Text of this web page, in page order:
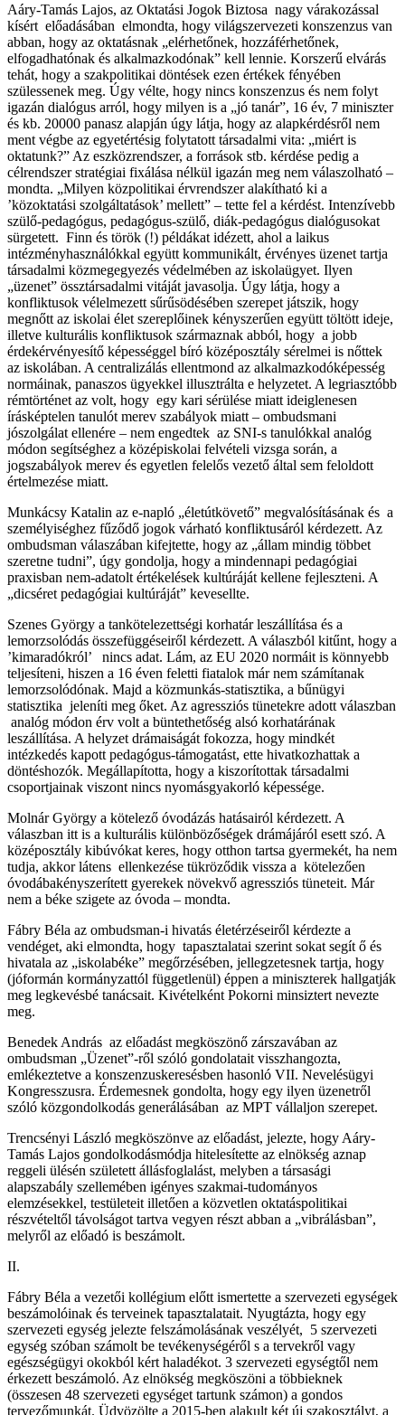
Aáry-Tamás Lajos, az Oktatási Jogok Biztosa nagy várakozással
kísért előadásában elmondta, hogy világszervezeti konszenzus van
abban, hogy az oktatásnak „elérhetőnek, hozzáférhetőnek,
elfogadhatónak és alkalmazkodónak” kell lennie. Korszerű elvárás
tehát, hogy a szakpolitikai döntések ezen értékek fényében
szülessenek meg. Úgy vélte, hogy nincs konszenzus és nem folyt
igazán dialógus arról, hogy milyen is a „jó tanár”, 16 év, 7 miniszter
és kb. 20000 panasz alapján úgy látja, hogy az alapkérdésről nem
ment végbe az egyetértésig folytatott társadalmi vita: „miért is
oktatunk?” Az eszközrendszer, a források stb. kérdése pedig a
célrendszer stratégiai fixálása nélkül igazán meg nem válaszolható –
mondta. „Milyen közpolitikai érvrendszer alakítható ki a
’közoktatási szolgáltatások’ mellett” – tette fel a kérdést. Intenzívebb
szülő-pedagógus, pedagógus-szülő, diák-pedagógus dialógusokat
sürgetett. Finn és török (!) példákat idézett, ahol a laikus
intézményhasználókkal együtt kommunikált, érvényes üzenet tartja
társadalmi közmegegyezés védelmében az iskolaügyet. Ilyen
„üzenet” össztársadalmi vitáját javasolja. Úgy látja, hogy a
konfliktusok vélelmezett sűrűsödésében szerepet játszik, hogy
megnőtt az iskolai élet szereplőinek kényszerűen együtt töltött ideje,
illetve kulturális konfliktusok származnak abból, hogy a jobb
érdekérvényesítő képességgel bíró középosztály sérelmei is nőttek
az iskolában. A centralizálás ellentmond az alkalmazkodóképesség
normáinak, panaszos ügyekkel illusztrálta e helyzetet. A legriasztóbb
rémtörténet az volt, hogy egy kari sérülése miatt ideiglenesen
írásképtelen tanulót merev szabályok miatt – ombudsmani
jószolgálat ellenére – nem engedtek az SNI-s tanulókkal analóg
módon segítséghez a középiskolai felvételi vizsga során, a
jogszabályok merev és egyetlen felelős vezető által sem feloldott
értelmezése miatt.
Munkácsy Katalin az e-napló „életútkövető” megvalósításának és a
személyiséghez fűződő jogok várható konfliktusáról kérdezett. Az
ombudsman válaszában kifejtette, hogy az „állam mindig többet
szeretne tudni”, úgy gondolja, hogy a mindennapi pedagógiai
praxisban nem-adatolt értékelések kultúráját kellene fejleszteni. A
„dicséret pedagógiai kultúráját” kevesellte.
Szenes György a tankötelezettségi korhatár leszállítása és a
lemorzsolódás összefüggéseiről kérdezett. A válaszból kitűnt, hogy a
’kimaradókról’ nincs adat. Lám, az EU 2020 normáit is könnyebb
teljesíteni, hiszen a 16 éven feletti fiatalok már nem számítanak
lemorzsolódónak. Majd a közmunkás-statisztika, a bűnügyi
statisztika jeleníti meg őket. Az agressziós tünetekre adott válaszban
analóg módon érv volt a büntethetőség alsó korhatárának
leszállítása. A helyzet drámaiságát fokozza, hogy mindkét
intézkedés kapott pedagógus-támogatást, ette hivatkozhattak a
döntéshozók. Megállapította, hogy a kiszorítottak társadalmi
csoportjainak viszont nincs nyomásgyakorló képessége.
Molnár György a kötelező óvodázás hatásairól kérdezett. A
válaszban itt is a kulturális különbözőségek drámájáról esett szó. A
középosztály kibúvókat keres, hogy otthon tartsa gyermekét, ha nem
tudja, akkor látens ellenkezése tükröződik vissza a kötelezően
óvodábakényszerített gyerekek növekvő agressziós tüneteit. Már
nem a béke szigete az óvoda – mondta.
Fábry Béla az ombudsman-i hivatás életérzéseiről kérdezte a
vendéget, aki elmondta, hogy tapasztalatai szerint sokat segít ő és
hivatala az „iskolabéke” megőrzésében, jellegzetesnek tartja, hogy
(jóformán kormányzattól függetlenül) éppen a miniszterek hallgatják
meg legkevésbé tanácsait. Kivételként Pokorni minsiztert nevezte
meg.
Benedek András az előadást megköszönő zárszavában az
ombudsman „Üzenet”-ről szóló gondolatait visszhangozta,
emlékeztetve a konszenzuskeresésben hasonló VII. Nevelésügyi
Kongresszusra. Érdemesnek gondolta, hogy egy ilyen üzenetről
szóló közgondolkodás generálásában az MPT vállaljon szerepet.
Trencsényi László megköszönve az előadást, jelezte, hogy Aáry-
Tamás Lajos gondolkodásmódja hitelesítette az elnökség aznap
reggeli ülésén született állásfoglalást, melyben a társasági
alapszabály szellemében igényes szakmai-tudományos
elemzésekkel, testületeit illetően a közvetlen oktatáspolitikai
részvételtől távolságot tartva vegyen részt abban a „vibrálásban”,
melyről az előadó is beszámolt.
II.
Fábry Béla a vezetői kollégium előtt ismertette a szervezeti egységek
beszámolóinak és terveinek tapasztalatait. Nyugtázta, hogy egy
szervezeti egység jelezte felszámolásának veszélyét, 5 szervezeti
egység szóban számolt be tevékenységéről s a tervekről vagy
egészségügyi okokból kért haladékot. 3 szervezeti egységtől nem
érkezett beszámoló. Az elnökség megköszöni a többieknek
(összesen 48 szervezeti egységet tartunk számon) a gondos
tervezőmunkát. Üdvözölte a 2015-ben alakult két új szakosztályt, a